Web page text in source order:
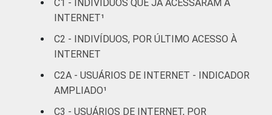
Fundamental 57
Médio 70
Faixa
etária
De 10 a 15
anos
C1 - INDIVÍDUOS QUE JÁ ACESSARAM A
INTERNET¹
C2 - INDIVÍDUOS, POR ÚLTIMO ACESSO À
INTERNET
C2A - USUÁRIOS DE INTERNET - INDICADOR
AMPLIADO¹
C3 - USUÁRIOS DE INTERNET, POR